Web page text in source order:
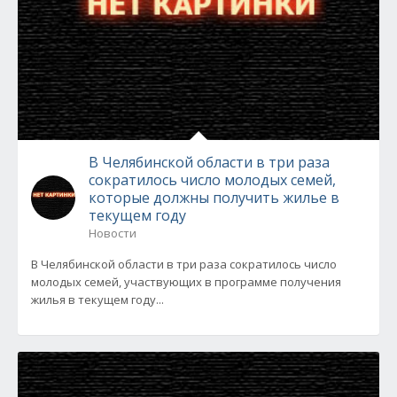
В Челябинской области в три раза
сократилось число молодых семей,
которые должны получить жилье в
текущем году
Новости
В Челябинской области в три раза сократилось число
молодых семей, участвующих в программе получения
жилья в текущем году...